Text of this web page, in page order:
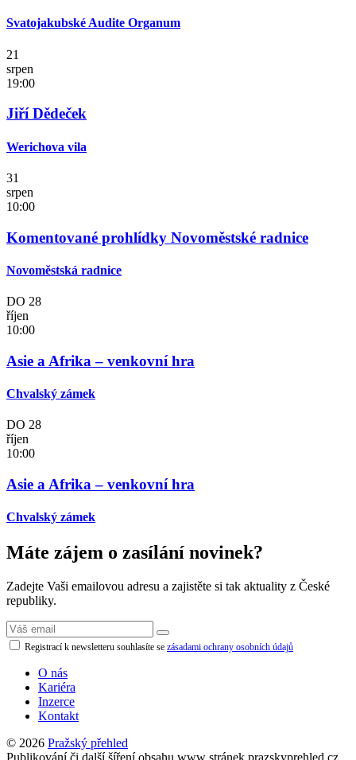
Svatojakubské Audite Organum
21
srpen
19:00
Jiří Dědeček
Werichova vila
31
srpen
10:00
Komentované prohlídky Novoměstské radnice
Novoměstská radnice
DO 28
říjen
10:00
Asie a Afrika – venkovní hra
Chvalský zámek
DO 28
říjen
10:00
Asie a Afrika – venkovní hra
Chvalský zámek
Máte zájem o zasílání novinek?
Zadejte Vaši emailovou adresu a zajistěte si tak aktuality z České
republiky.
Registrací k newsletteru souhlasíte se zásadami ochrany osobních údajů
O nás
Kariéra
Inzerce
Kontakt
© 2026 Pražský přehled
Publikování či další šíření obsahu www stránek prazskyprehled.cz